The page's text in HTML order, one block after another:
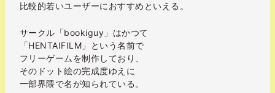
比較的若いユーザーにおすすめといえる。
サークル「bookiguy」はかつて
「HENTAIFILM」という名前で
フリーゲームを制作しており、
そのドット絵の完成度ゆえに
一部界隈で名が知られている。